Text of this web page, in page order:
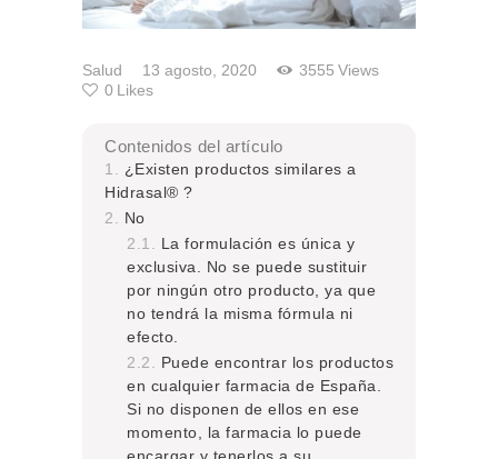
Salud 13 agosto, 2020 3555 Views
0 Likes
Contenidos del artículo
¿Existen productos similares a
Hidrasal® ?
No
La formulación es única y
exclusiva. No se puede sustituir
por ningún otro producto, ya que
no tendrá la misma fórmula ni
efecto.
Puede encontrar los productos
en cualquier farmacia de España.
Si no disponen de ellos en ese
momento, la farmacia lo puede